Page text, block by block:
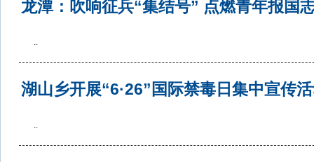
龙潭：吹响征兵“集结号” 点燃青年报国
..
湖山乡开展“6·26”国际禁毒日集中宣传
..